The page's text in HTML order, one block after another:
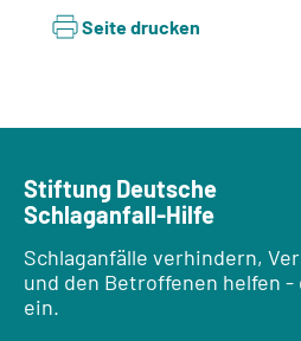
Seite drucken
Stiftung Deutsche
Schlaganfall-Hilfe
Schlaganfälle verhindern,
und den Betroffenen helfen
ein.